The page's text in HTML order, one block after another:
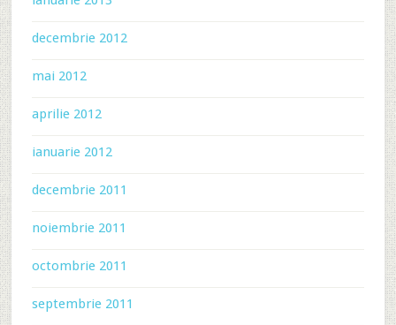
decembrie 2012
mai 2012
aprilie 2012
ianuarie 2012
decembrie 2011
noiembrie 2011
octombrie 2011
septembrie 2011